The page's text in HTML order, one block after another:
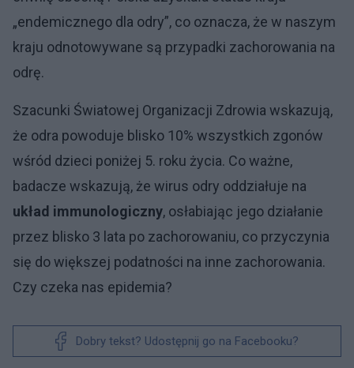
„endemicznego dla odry”, co oznacza, że w naszym
kraju odnotowywane są przypadki zachorowania na
odrę.
Szacunki Światowej Organizacji Zdrowia wskazują,
że odra powoduje blisko 10% wszystkich zgonów
wśród dzieci poniżej 5. roku życia. Co ważne,
badacze wskazują, że wirus odry oddziałuje na
układ immunologiczny, osłabiając jego działanie
przez blisko 3 lata po zachorowaniu, co przyczynia
się do większej podatności na inne zachorowania.
Czy czeka nas epidemia?
Dobry tekst? Udostępnij go na Facebooku?